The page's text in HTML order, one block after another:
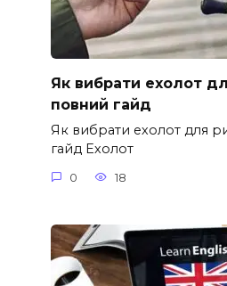
Як вибрати ехолот
повний гайд
Як вибрати ехолот для
гайд Ехолот
0 18